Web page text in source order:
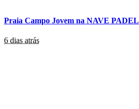
Praia Campo Jovem na NAVE PADEL
6 dias atrás